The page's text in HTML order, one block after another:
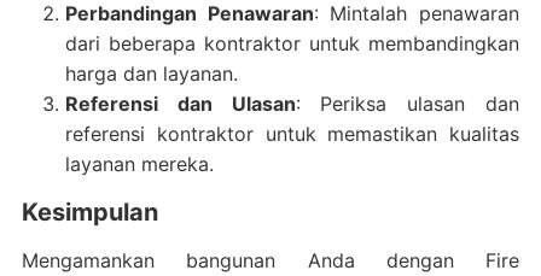
Perbandingan Penawaran: Mintalah penawaran
dari beberapa kontraktor untuk membandingkan
harga dan layanan.
Referensi dan Ulasan: Periksa ulasan dan
referensi kontraktor untuk memastikan kualitas
layanan mereka.
Kesimpulan
Mengamankan bangunan Anda dengan Fire